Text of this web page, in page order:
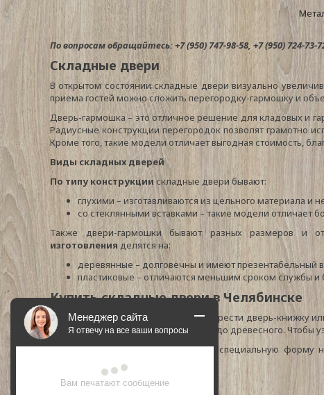
По вопросам обращайтесь: +7 (950) 747-98-58, +7 (950) 724-
Складные двери
В открытом состоянии складные двери визуально
приема гостей можно сложить перегородку-гармошку и
Дверь-гармошка – это отличное решение для кладовых и
Радиусные конструкции перегородок позволят грамотно
Кроме того, такие модели отличает выгодная стоимость,
Виды складных дверей
По типу конструкциискладные двери бывают:
глухими – изготавливаются из цельного материала и
со стеклянными вставками – такие модели отличает
Также двери-гармошки бывают разных размеров и
изготовления делятся на:
деревянные – долговечны и имеют презентабельный
пластиковые – отличаются меньшим сроком службы и
Купить складные двери в Челябинске
В компании «Аргус» вы можете приобрести дверь-книжку
широкий выбор оттенков – от белого до древесного. Чтобы
Для оформления заказа заполните специальную форму
определиться с выбором.
Менеджер сайта
Я отвечу на все ваши вопросы
Вам печатают сообщение